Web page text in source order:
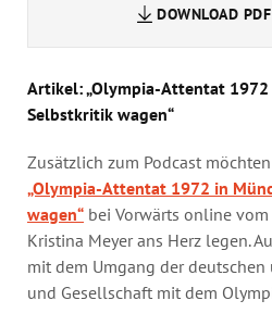
DOWNLOAD PDF
Artikel: „Olympia-Attentat
Selbstkritik wagen“
Zusätzlich zum Podcast
„Olympia-Attentat 1972 in
wagen“ bei Vorwärts online
Kristina Meyer ans Herz legen.
mit dem Umgang der
und Gesellschaft mit dem